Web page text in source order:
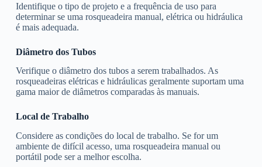
Identifique o tipo de projeto e a frequência de uso para
determinar se uma rosqueadeira manual, elétrica ou hidráulica
é mais adequada.
Diâmetro dos Tubos
Verifique o diâmetro dos tubos a serem trabalhados. As
rosqueadeiras elétricas e hidráulicas geralmente suportam uma
gama maior de diâmetros comparadas às manuais.
Local de Trabalho
Considere as condições do local de trabalho. Se for um
ambiente de difícil acesso, uma rosqueadeira manual ou
portátil pode ser a melhor escolha.